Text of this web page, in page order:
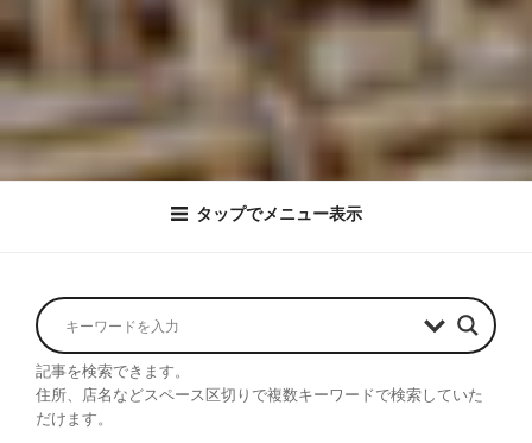
タップでメニュー表示
記事を検索できます。
住所、店名などスペース区切りで複数キーワードで検索していた
だけます。